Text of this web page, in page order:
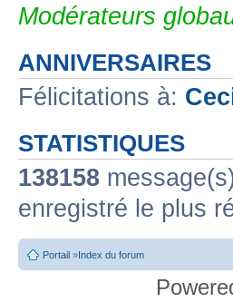
Modérateurs
ANNIVERSAIRES
Félicitations à:
STATISTIQUES
138158
enregistré le plus
Portail »Index du forum